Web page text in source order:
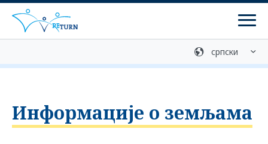
Медијска библиотека Контакт
Службе за консултације
Информације о земљама